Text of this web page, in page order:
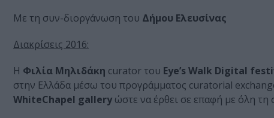
Με τη συν-διοργάνωση του Δήμου Ελευσίνας
Διακρίσεις 2016:
Η Φιλία Μηλιδάκη curator του Eye’s Walk Digital
στην Ελλάδα μέσω του προγράμματος curatorial
WhiteChapel gallery ώστε να έρθει σε επαφή με όλη